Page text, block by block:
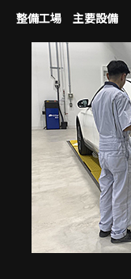
整備工場 主要設備